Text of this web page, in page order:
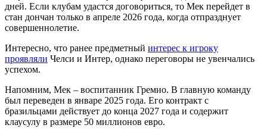
дней. Если клубам удастся договориться, то Мек перейдет в
стан дончан только в апреле 2026 года, когда отпразднует
совершеннолетие.
Интересно, что ранее предметный интерес к игроку
проявляли Челси и Интер, однако переговоры не увенчались
успехом.
Напомним, Мек – воспитанник Гремио. В главную команду
был переведен в январе 2025 года. Его контракт с
бразильцами действует до конца 2027 года и содержит
клаусулу в размере 50 миллионов евро.